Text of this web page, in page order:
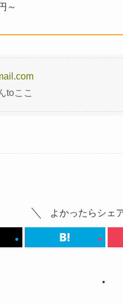
～
toここ
よかったらシェ